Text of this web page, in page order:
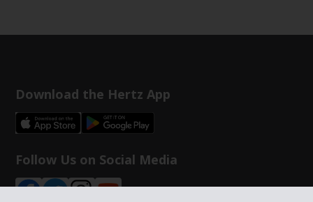
Download the Hertz App
Follow Us on Social Media